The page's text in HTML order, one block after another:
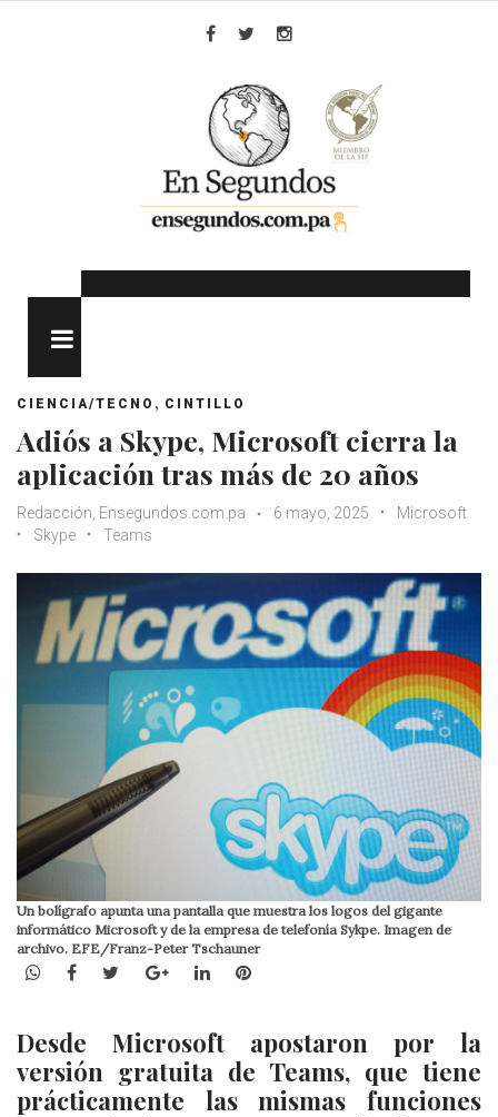
CIENCIA/TECNO , CINTILLO
Adiós a Skype, Microsoft cierra la
aplicación tras más de 20 años
Redacción, Ensegundos.com.pa 6 mayo, 2025
Microsoft
Skype
Teams
Un bolígrafo apunta una pantalla que muestra los logos del gigante
informático Microsoft y de la empresa de telefonía Sykpe. Imagen de
archivo. EFE/Franz-Peter Tschauner
WhatsApp
Facebook
TwitterGoogle+LinkedInPinterest
Desde Microsoft apostaron por la
versión gratuita de Teams, que tiene
prácticamente las mismas funciones